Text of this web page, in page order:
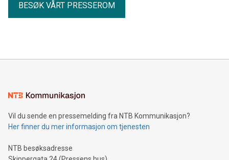
BESØK VÅRT PRESSEROM
Vil du sende en pressemelding fra NTB Kommunikasjon?
Her finner du mer informasjon om tjenesten
NTB besøksadresse